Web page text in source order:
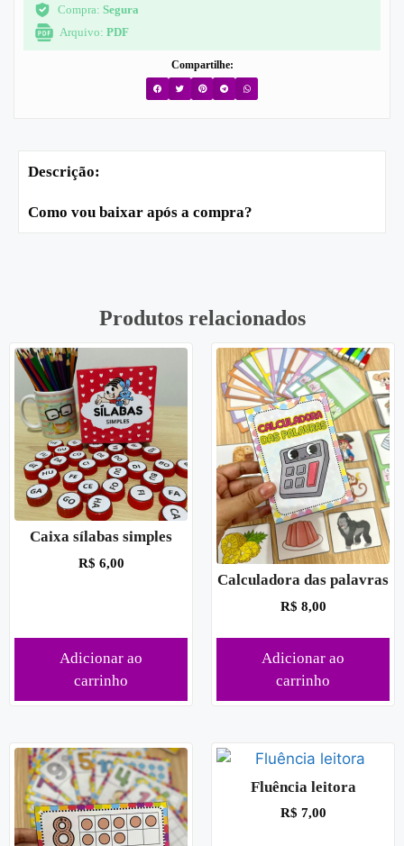
Compra: Segura
Arquivo: PDF
Compartilhe:
Descrição:
Como vou baixar após a compra?
Produtos relacionados
Caixa sílabas simples
R$ 6,00
Adicionar ao
carrinho
Calculadora das palavras
R$ 8,00
Adicionar ao
carrinho
Fluência leitora
R$ 7,00